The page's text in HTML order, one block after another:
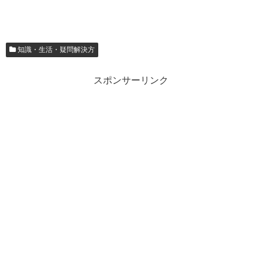
知識・生活・疑問解決方
スポンサーリンク